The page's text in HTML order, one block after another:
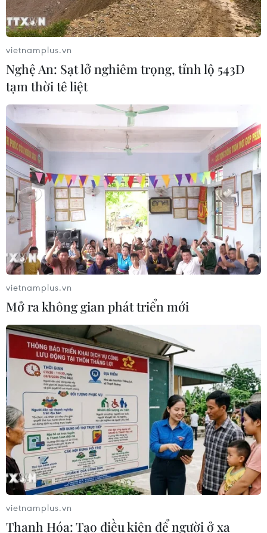
vietnamplus.vn
Nghệ An: Sạt lở nghiêm trọng, tỉnh lộ 543D
tạm thời tê liệt
vietnamplus.vn
Mở ra không gian phát triển mới
vietnamplus.vn
Thanh Hóa: Tạo điều kiện để người ở xa